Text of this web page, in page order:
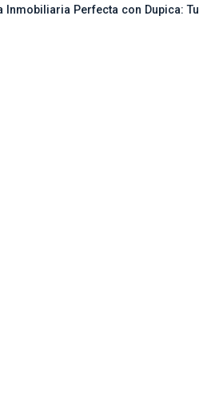
Inmobiliaria Perfecta con Dupica: Tu